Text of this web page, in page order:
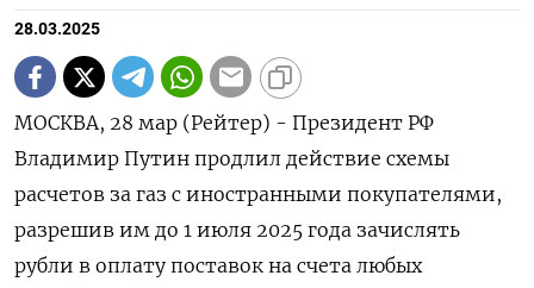
28.03.2025
МОСКВА, 28 мар (Рейтер) - Президент РФ
Владимир Путин продлил действие схемы
расчетов за газ с иностранными покупателями,
разрешив им до 1 июля 2025 года зачислять
рубли в оплату поставок на счета любых